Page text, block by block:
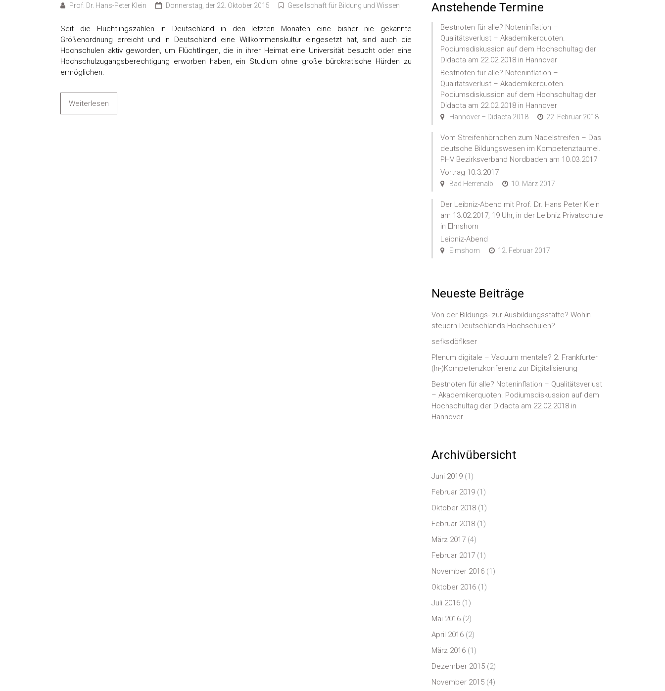
Prof. Dr. Hans-Peter Klein Donnerstag, der 22. Oktober 2015 Gesellschaft für Bildung und Wissen
Seit die Flüchtlingszahlen in Deutschland in den letzten Monaten eine bisher nie gekannte
Größenordnung erreicht und in Deutschland eine Willkommenskultur eingesetzt hat, sind auch die
Hochschulen aktiv geworden, um Flüchtlingen, die in ihrer Heimat eine Universität besucht oder eine
Hochschulzugangsberechtigung erworben haben, ein Studium ohne große bürokratische Hürden zu
ermöglichen.
Weiterlesen
Anstehende Termine
Bestnoten für alle? Noteninflation –
Qualitätsverlust – Akademikerquoten.
Podiumsdiskussion auf dem Hochschultag der
Didacta am 22.02.2018 in Hannover
Bestnoten für alle? Noteninflation –
Qualitätsverlust – Akademikerquoten.
Podiumsdiskussion auf dem Hochschultag der
Didacta am 22.02.2018 in Hannover
Hannover – Didacta 2018 22. Februar 2018
Vom Streifenhörnchen zum Nadelstreifen – Das
deutsche Bildungswesen im Kompetenztaumel.
PHV Bezirksverband Nordbaden am 10.03.2017
Vortrag 10.3.2017
Bad Herrenalb 10. März 2017
Der Leibniz-Abend mit Prof. Dr. Hans Peter Klein
am 13.02.2017, 19 Uhr, in der Leibniz Privatschule
in Elmshorn
Leibniz-Abend
Elmshorn 12. Februar 2017
Neueste Beiträge
Von der Bildungs- zur Ausbildungsstätte? Wohin
steuern Deutschlands Hochschulen?
sefksdöflkser
Plenum digitale – Vacuum mentale? 2. Frankfurter
(In-)Kompetenzkonferenz zur Digitalisierung
Bestnoten für alle? Noteninflation – Qualitätsverlust
– Akademikerquoten. Podiumsdiskussion auf dem
Hochschultag der Didacta am 22.02.2018 in
Hannover
Archivübersicht
Juni 2019 (1)
Februar 2019 (1)
Oktober 2018 (1)
Februar 2018 (1)
März 2017 (4)
Februar 2017 (1)
November 2016 (1)
Oktober 2016 (1)
Juli 2016 (1)
Mai 2016 (2)
April 2016 (2)
März 2016 (1)
Dezember 2015 (2)
November 2015 (4)